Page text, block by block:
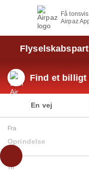
Få
Airpaz
Find et billigt
En vej
Fra
Oprindelse
Til